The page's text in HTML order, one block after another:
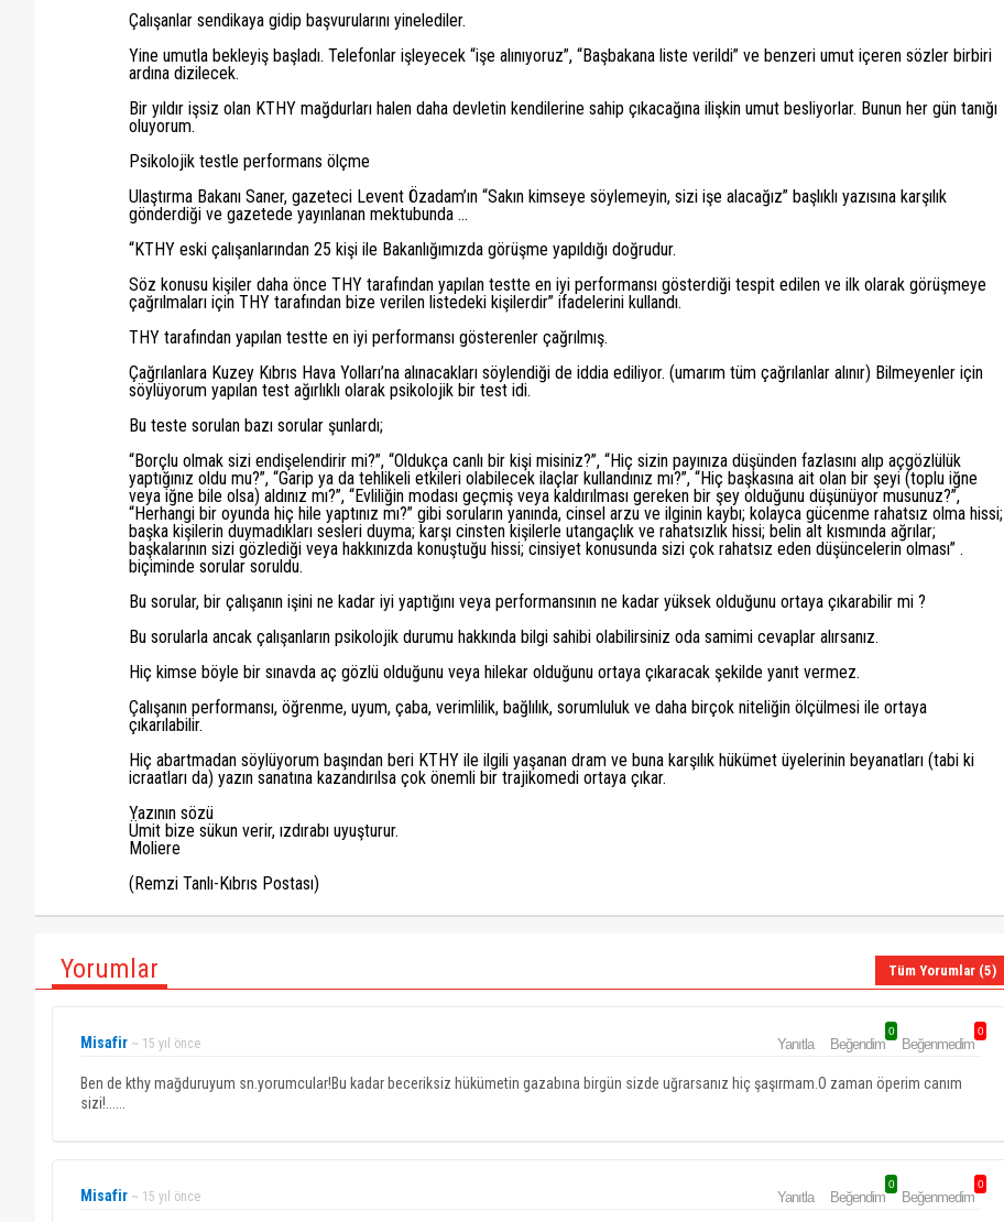
Çalışanlar sendikaya gidip başvurularını yinelediler.
Yine umutla bekleyiş başladı. Telefonlar işleyecek “işe alınıyoruz”, “Başbakana liste verildi” ve benzeri umut içeren sözler birbiri
ardına dizilecek.
Bir yıldır işsiz olan KTHY mağdurları halen daha devletin kendilerine sahip çıkacağına ilişkin umut besliyorlar. Bunun her gün tanığı
oluyorum.
Psikolojik testle performans ölçme
Ulaştırma Bakanı Saner, gazeteci Levent Özadam’ın “Sakın kimseye söylemeyin, sizi işe alacağız” başlıklı yazısına karşılık
gönderdiği ve gazetede yayınlanan mektubunda ...
“KTHY eski çalışanlarından 25 kişi ile Bakanlığımızda görüşme yapıldığı doğrudur.
Söz konusu kişiler daha önce THY tarafından yapılan testte en iyi performansı gösterdiği tespit edilen ve ilk olarak görüşmeye
çağrılmaları için THY tarafından bize verilen listedeki kişilerdir” ifadelerini kullandı.
THY tarafından yapılan testte en iyi performansı gösterenler çağrılmış.
Çağrılanlara Kuzey Kıbrıs Hava Yolları’na alınacakları söylendiği de iddia ediliyor. (umarım tüm çağrılanlar alınır) Bilmeyenler için
söylüyorum yapılan test ağırlıklı olarak psikolojik bir test idi.
Bu teste sorulan bazı sorular şunlardı;
“Borçlu olmak sizi endişelendirir mi?”, “Oldukça canlı bir kişi misiniz?”, “Hiç sizin payınıza düşünden fazlasını alıp açgözlülük
yaptığınız oldu mu?”, “Garip ya da tehlikeli etkileri olabilecek ilaçlar kullandınız mı?”, “Hiç başkasına ait olan bir şeyi (toplu iğne
veya iğne bile olsa) aldınız mı?”, “Evliliğin modası geçmiş veya kaldırılması gereken bir şey olduğunu düşünüyor musunuz?”,
“Herhangi bir oyunda hiç hile yaptınız mı?” gibi soruların yanında, cinsel arzu ve ilginin kaybı; kolayca gücenme rahatsız olma hissi;
başka kişilerin duymadıkları sesleri duyma; karşı cinsten kişilerle utangaçlık ve rahatsızlık hissi; belin alt kısmında ağrılar;
başkalarının sizi gözlediği veya hakkınızda konuştuğu hissi; cinsiyet konusunda sizi çok rahatsız eden düşüncelerin olması” .
biçiminde sorular soruldu.
Bu sorular, bir çalışanın işini ne kadar iyi yaptığını veya performansının ne kadar yüksek olduğunu ortaya çıkarabilir mi ?
Bu sorularla ancak çalışanların psikolojik durumu hakkında bilgi sahibi olabilirsiniz oda samimi cevaplar alırsanız.
Hiç kimse böyle bir sınavda aç gözlü olduğunu veya hilekar olduğunu ortaya çıkaracak şekilde yanıt vermez.
Çalışanın performansı, öğrenme, uyum, çaba, verimlilik, bağlılık, sorumluluk ve daha birçok niteliğin ölçülmesi ile ortaya
çıkarılabilir.
Hiç abartmadan söylüyorum başından beri KTHY ile ilgili yaşanan dram ve buna karşılık hükümet üyelerinin beyanatları (tabi ki
icraatları da) yazın sanatına kazandırılsa çok önemli bir trajikomedi ortaya çıkar.
Yazının sözü
Ümit bize sükun verir, ızdırabı uyuşturur.
Moliere
(Remzi Tanlı-Kıbrıs Postası)
Yorumlar Tüm Yorumlar (5)
Misafir ~ 15 yıl önce Yanıtla Beğendim
0
Beğenmedim
0
Ben de kthy mağduruyum sn.yorumcular!Bu kadar beceriksiz hükümetin gazabına birgün sizde uğrarsanız hiç şaşırmam.O zaman öperim canım
sizi!......
Misafir ~ 15 yıl önce Yanıtla Beğendim
0
Beğenmedim
0